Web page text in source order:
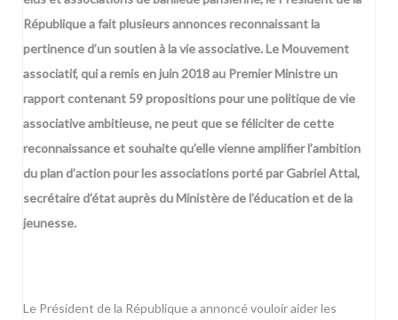
République a fait plusieurs annonces reconnaissant la
pertinence d’un soutien à la vie associative. Le Mouvement
associatif, qui a remis en juin 2018 au Premier Ministre un
rapport contenant 59 propositions pour une politique de vie
associative ambitieuse, ne peut que se féliciter de cette
reconnaissance et souhaite qu’elle vienne amplifier l’ambition
du plan d’action pour les associations porté par Gabriel Attal,
secrétaire d’état auprès du Ministère de l’éducation et de la
jeunesse.
Le Président de la République a annoncé vouloir aider les